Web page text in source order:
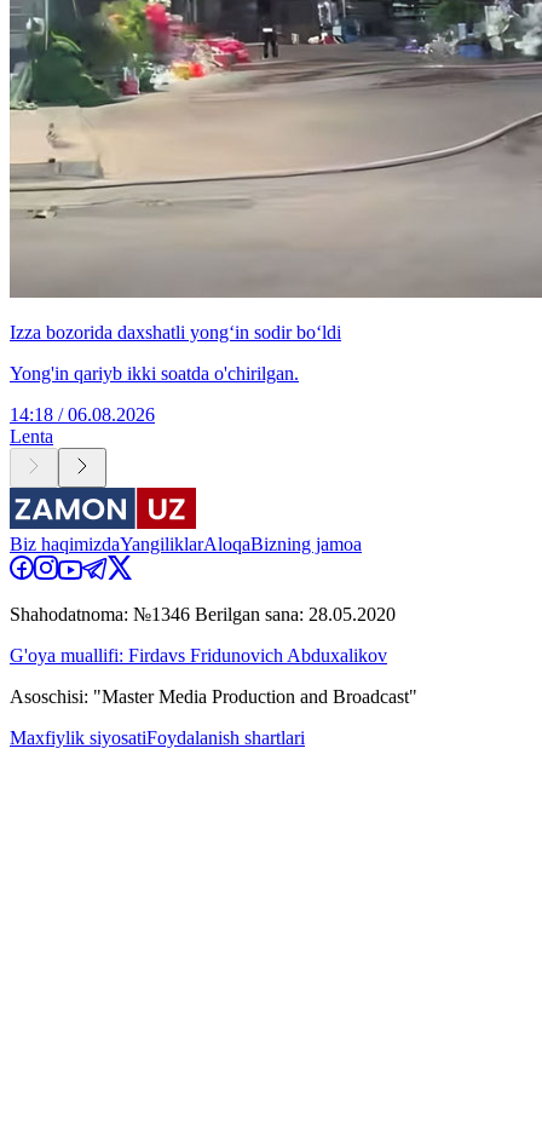
Izza bozorida daxshatli yong‘in sodir bo‘ldi
Yong'in qariyb ikki soatda o'chirilgan.
14:18 / 06.08.2026
Lenta
Biz haqimizdaYangiliklarAloqaBizning jamoa
Shahodatnoma: №1346 Berilgan sana: 28.05.2020
G'oya muallifi: Firdavs Fridunovich Abduxalikov
Asoschisi: "Master Media Production and Broadcast"
Maxfiylik siyosatiFoydalanish shartlari